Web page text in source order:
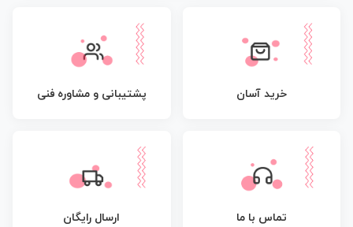
خرید آسان پشتیبانی و مشاوره فنی
تماس با ما ارسال رایگان